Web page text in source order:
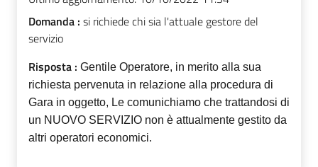
Domanda : si richiede chi sia l'attuale gestore del
servizio
Risposta : Gentile Operatore, in merito alla sua
richiesta pervenuta in relazione alla procedura di
Gara in oggetto, Le comunichiamo che trattandosi di
un NUOVO SERVIZIO non è attualmente gestito da
altri operatori economici.